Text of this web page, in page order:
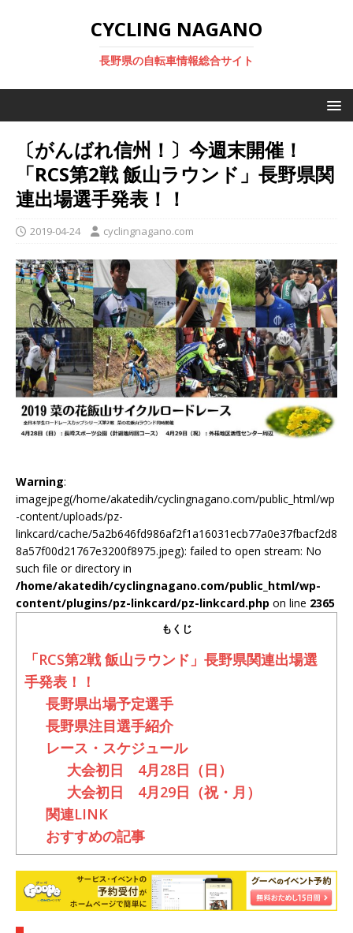
CYCLING NAGANO
長野県の自転車情報総合サイト
〔がんばれ信州！〕今週末開催！
「RCS第2戦 飯山ラウンド」長野県関
連出場選手発表！！
2019-04-24 cyclingnagano.com
Warning:
imagejpeg(/home/akatedih/cyclingnagano.com/public_html/wp
-content/uploads/pz-
linkcard/cache/5a2b646fd986af2f1a16031ecb77a0e37fbacf2d8
8a57f00d21767e3200f8975.jpeg): failed to open stream: No
such file or directory in
/home/akatedih/cyclingnagano.com/public_html/wp-
content/plugins/pz-linkcard/pz-linkcard.php on line 2365
もくじ
「RCS第2戦 飯山ラウンド」長野県関連出場選
手発表！！
長野県出場予定選手
長野県注目選手紹介
レース・スケジュール
大会初日 4月28日（日）
大会初日 4月29日（祝・月）
関連LINK
おすすめの記事